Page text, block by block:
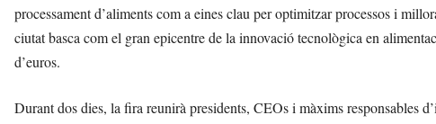
processament d’aliments com a eines clau per optimitzar processos i
ciutat basca com el gran epicentre de la innovació tecnològica en
d’euros.
Durant dos dies, la fira reunirà presidents, CEOs i màxims responsables